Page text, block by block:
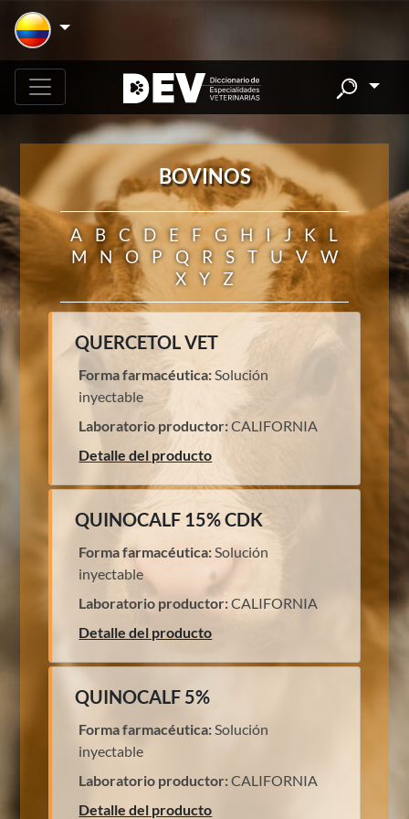
BOVINOS
A B C D E F G H I J K
L
M
N O P Q R S T U V
W
X
Y Z
QUERCETOL VET
Forma farmacéutica: Solución
inyectable
Laboratorio productor:CALIFORNIA
Detalle del producto
QUINOCALF 15% CDK
Forma farmacéutica: Solución
inyectable
Laboratorio productor:CALIFORNIA
Detalle del producto
QUINOCALF 5%
Forma farmacéutica: Solución
inyectable
Laboratorio productor:CALIFORNIA
Detalle del producto